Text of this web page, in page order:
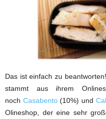
Das ist einfach zu beantworten!
stammt aus ihrem
noch Casabento(10%) und
Olineshop, der eine sehr